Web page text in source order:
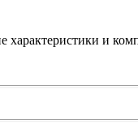
характеристики и